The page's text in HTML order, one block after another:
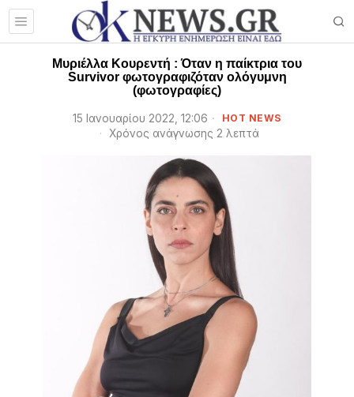
Μυριέλλα Κουρεντή : Όταν η παίκτρια του
Survivor φωτογραφιζόταν ολόγυμνη
(φωτογραφίες)
15 Ιανουαρίου 2022, 12:06 HOT NEWS
Χρόνος ανάγνωσης 2 λεπτά